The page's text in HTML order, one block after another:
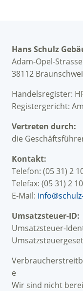
Hans Schulz
Adam-Opel-
38112
Handelsregister:
Registergericht:
Vertreten durch:
die
Kontakt:
Telefon: (05 31) 2
Telefax: (05 31) 2
E-Mail:
Umsatzsteuer-ID:
Umsatzsteuer-
e
Wir sind nicht